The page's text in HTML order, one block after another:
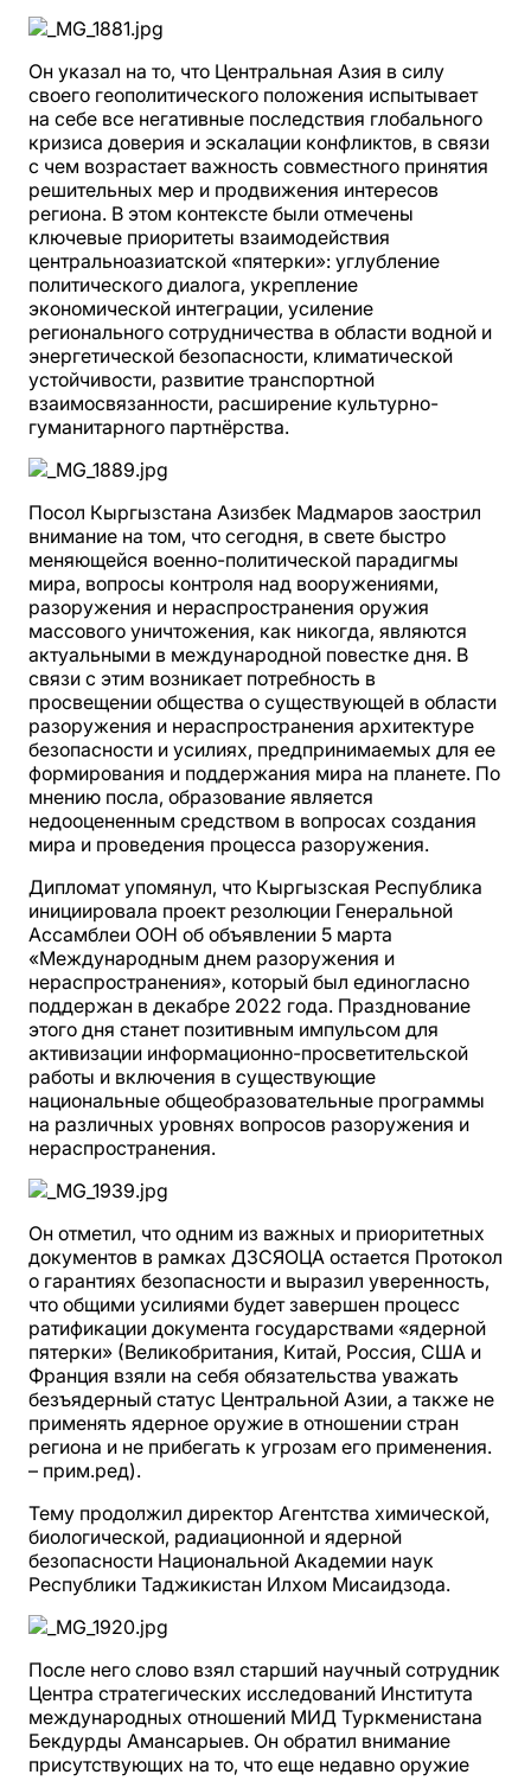
Он указал на то, что Центральная Азия в силу
своего геополитического положения испытывает
на себе все негативные последствия глобального
кризиса доверия и эскалации конфликтов, в связи
с чем возрастает важность совместного принятия
решительных мер и продвижения интересов
региона. В этом контексте были отмечены
ключевые приоритеты взаимодействия
центральноазиатской «пятерки»: углубление
политического диалога, укрепление
экономической интеграции, усиление
регионального сотрудничества в области водной и
энергетической безопасности, климатической
устойчивости, развитие транспортной
взаимосвязанности, расширение культурно-
гуманитарного партнёрства.
Посол Кыргызстана Азизбек Мадмаров заострил
внимание на том, что сегодня, в свете быстро
меняющейся военно-политической парадигмы
мира, вопросы контроля над вооружениями,
разоружения и нераспространения оружия
массового уничтожения, как никогда, являются
актуальными в международной повестке дня. В
связи с этим возникает потребность в
просвещении общества о существующей в области
разоружения и нераспространения архитектуре
безопасности и усилиях, предпринимаемых для ее
формирования и поддержания мира на планете. По
мнению посла, образование является
недооцененным средством в вопросах создания
мира и проведения процесса разоружения.
Дипломат упомянул, что Кыргызская Республика
инициировала проект резолюции Генеральной
Ассамблеи ООН об объявлении 5 марта
«Международным днем разоружения и
нераспространения», который был единогласно
поддержан в декабре 2022 года. Празднование
этого дня станет позитивным импульсом для
активизации информационно-просветительской
работы и включения в существующие
национальные общеобразовательные программы
на различных уровнях вопросов разоружения и
нераспространения.
Он отметил, что одним из важных и приоритетных
документов в рамках ДЗСЯОЦА остается Протокол
о гарантиях безопасности и выразил уверенность,
что общими усилиями будет завершен процесс
ратификации документа государствами «ядерной
пятерки» (Великобритания, Китай, Россия, США и
Франция взяли на себя обязательства уважать
безъядерный статус Центральной Азии, а также не
применять ядерное оружие в отношении стран
региона и не прибегать к угрозам его применения.
– прим.ред).
Тему продолжил директор Агентства химической,
биологической, радиационной и ядерной
безопасности Национальной Академии наук
Республики Таджикистан Илхом Мисаидзода.
После него слово взял старший научный сотрудник
Центра стратегических исследований Института
международных отношений МИД Туркменистана
Бекдурды Амансарыев. Он обратил внимание
присутствующих на то, что еще недавно оружие